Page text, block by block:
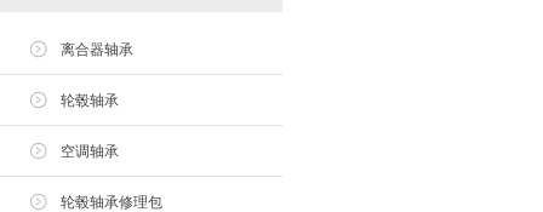
离合器轴承
轮毂轴承
空调轴承
轮毂轴承修理包